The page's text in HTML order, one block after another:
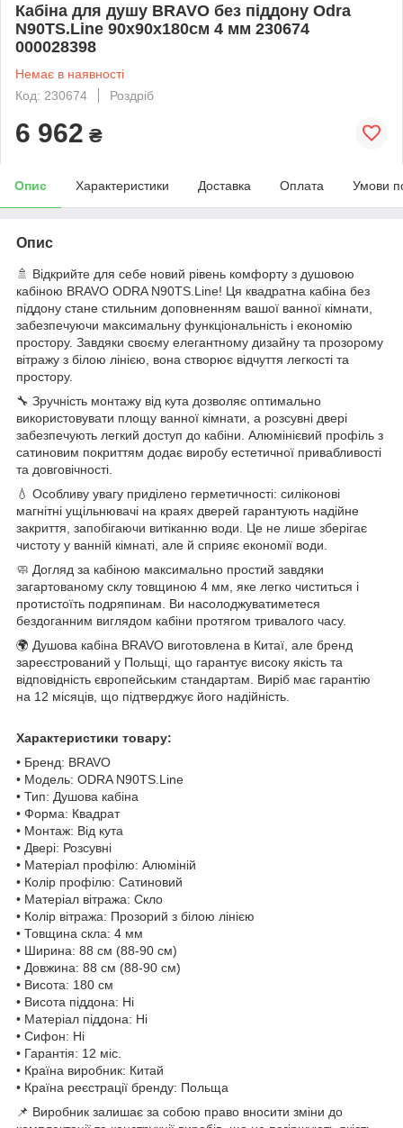
Кабіна для душу BRAVO без піддону Odra
N90TS.Line 90x90x180см 4 мм 230674
000028398
Немає в наявності
Код: 230674
Роздріб
6 962 ₴
Опис Характеристики Доставка Оплата Умови
Опис
🚿 Відкрийте для себе новий рівень комфорту з душовою
кабіною BRAVO ODRA N90TS.Line! Ця квадратна кабіна без
піддону стане стильним доповненням вашої ванної кімнати,
забезпечуючи максимальну функціональність і економію
простору. Завдяки своєму елегантному дизайну та прозорому
вітражу з білою лінією, вона створює відчуття легкості та
простору.
🔧 Зручність монтажу від кута дозволяє оптимально
використовувати площу ванної кімнати, а розсувні двері
забезпечують легкий доступ до кабіни. Алюмінієвий профіль з
сатиновим покриттям додає виробу естетичної привабливості
та довговічності.
💧 Особливу увагу приділено герметичності: силіконові
магнітні ущільнювачі на краях дверей гарантують надійне
закриття, запобігаючи витіканню води. Це не лише зберігає
чистоту у ванній кімнаті, але й сприяє економії води.
🧼 Догляд за кабіною максимально простий завдяки
загартованому склу товщиною 4 мм, яке легко чиститься і
протистоїть подряпинам. Ви насолоджуватиметеся
бездоганним виглядом кабіни протягом тривалого часу.
🌍 Душова кабіна BRAVO виготовлена в Китаї, але бренд
зареєстрований у Польщі, що гарантує високу якість та
відповідність європейським стандартам. Виріб має гарантію
на 12 місяців, що підтверджує його надійність.
Характеристики товару:
• Бренд: BRAVO
• Модель: ODRA N90TS.Line
• Тип: Душова кабіна
• Форма: Квадрат
• Монтаж: Від кута
• Двері: Розсувні
• Матеріал профілю: Алюміній
• Колір профілю: Сатиновий
• Матеріал вітража: Скло
• Колір вітража: Прозорий з білою лінією
• Товщина скла: 4 мм
• Ширина: 88 см (88-90 см)
• Довжина: 88 см (88-90 см)
• Висота: 180 см
• Висота піддона: Ні
• Матеріал піддона: Ні
• Сифон: Ні
• Гарантія: 12 міс.
• Країна виробник: Китай
• Країна реєстрації бренду: Польща
📌 Виробник залишає за собою право вносити зміни до